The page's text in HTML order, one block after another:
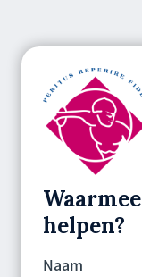
helpen?
Naam